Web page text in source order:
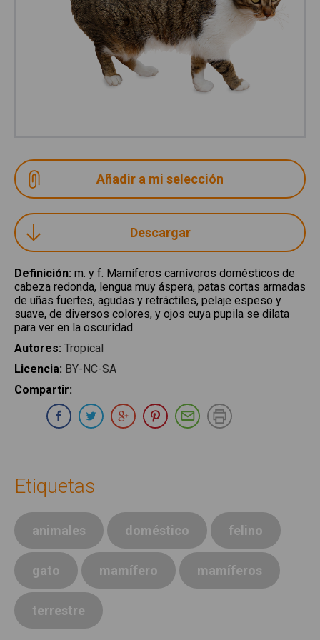
Descargar
Definición: m. y f. Mamíferos carnívoros domésticos de
cabeza redonda, lengua muy áspera, patas cortas armadas
de uñas fuertes, agudas y retráctiles, pelaje espeso y
suave, de diversos colores, y ojos cuya pupila se dilata
para ver en la oscuridad.
Autores: Tropical
Licencia: BY-NC-SA
Compartir:
Compartir en Whatsapp
Compartir en Facebook
Compartir en Twitter
Compartir en Google Plus
Compartir en Pinterest
Compartir por E-
Etiquetas
animales doméstico felino
gato mamífero mamíferos
terrestre